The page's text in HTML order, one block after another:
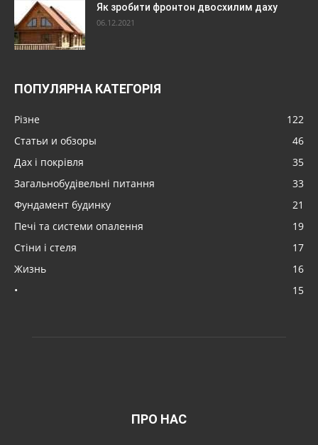
Як зробити фронтон двосхилим даху
06.12.2021
ПОПУЛЯРНА КАТЕГОРІЯ
Різне
122
Статьи и обзоры
46
Дах і покрівля
35
Загальнобудівельні питання
33
Фундамент будинку
21
Печі та системи опалення
19
Стіни і стеля
17
Жизнь
16
•
15
ПРО НАС